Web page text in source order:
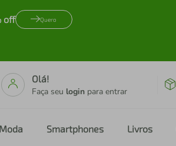
off Quero
Olá!
Faça seu login para entrar
Moda Smartphones Livros